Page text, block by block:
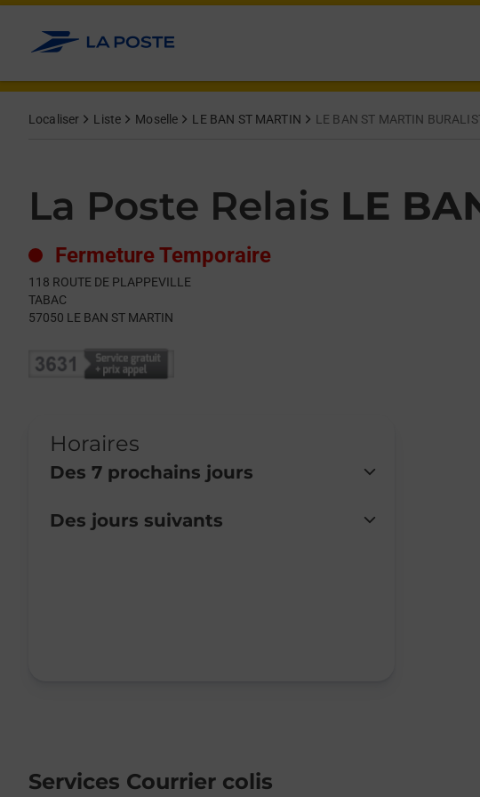
Allez au contenu
Localiser Liste Moselle LE BAN ST MARTIN LE BAN ST MARTIN
La Poste Relais LE
Fermeture Temporaire
118 ROUTE DE PLAPPEVILLE
TABAC
57050 LE BAN ST MARTIN
Horaires
Des 7 prochains jours
Day of the WeekHours
Lundi
Fermé
Des jours suivants
Services Courrier colis
Get directions to La Poste Relais at 118 ROUTE DE PLAPPEVILLE LE BAN
lien s'ouvre dans un nouvel onglet